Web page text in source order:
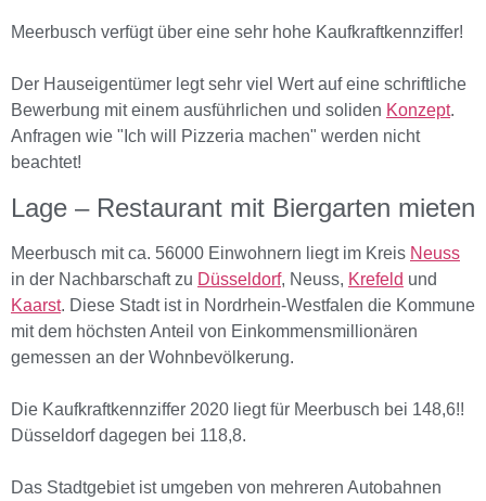
Meerbusch verfügt über eine sehr hohe Kaufkraftkennziffer!
Der Hauseigentümer legt sehr viel Wert auf eine schriftliche
Bewerbung mit einem ausführlichen und soliden Konzept.
Anfragen wie "Ich will Pizzeria machen" werden nicht
beachtet!
Lage – Restaurant mit Biergarten mieten
Meerbusch mit ca. 56000 Einwohnern liegt im Kreis Neuss
in der Nachbarschaft zu Düsseldorf, Neuss, Krefeld
Kaarst. Diese Stadt ist in Nordrhein-Westfalen die Kommune
mit dem höchsten Anteil von Einkommensmillionären
gemessen an der Wohnbevölkerung.
Die Kaufkraftkennziffer 2020 liegt für Meerbusch bei 148,6!!
Düsseldorf dagegen bei 118,8.
Das Stadtgebiet ist umgeben von mehreren Autobahnen